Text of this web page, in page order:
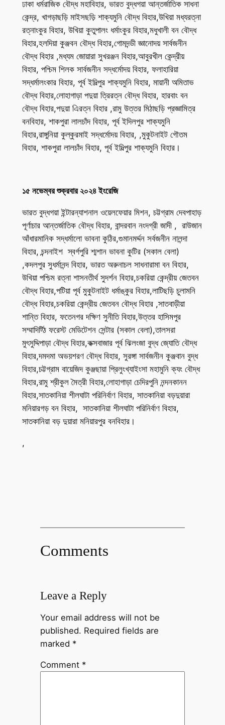
ঢাকা ধর্মরাজিক বৌদ্ধ মহাবিহার, ভারত বুদ্ধগয়া আন্তর্জাতিক সাধনা
কেন্দ্র, খাগড়াছড়ি মাইসছড়ি শাক্যমুনি বৌদ্ধ বিহার,উখিয়া মধ্যরত্না
রত্নাংকুর বিহার, উখিয়া কুতুপালং ধর্মাংকুর বিহার,মধুখালী বন বৌদ্ধ
বিহার,হলদিয়া কুঞ্জবন বৌদ্ধ বিহার,গোমদন্ডী জ্ঞানোদয় সার্বজনীন
বৌদ্ধ বিহার ,মধ্যম জোয়ারা সুখরঞ্জন বিহার,আবুরখীল কেন্দ্রীয়
বিহার, পশ্চিম শিলক সার্বজনীন সদ্ধর্মোদয় বিহার, ফলাহারিয়া
সদ্ধর্মালংকার বিহার, পূর্ব ইদিল্পুর শাক্যমুনি বিহার, মায়ানী অমিতাভ
বৌদ্ধ বিহার,লোহাগাড়া পদুয়া ত্রিরত্ন বৌদ্ধ বিহার, হারবাং বন
বৌদ্ধ বিহার,পদুয়া এিরত্ন বিহার ,রামু উত্তর মিঠাছড়ি প্রজ্ঞামিত্র
বনবিহার, শাকপুরা লালচাঁদ বিহার, পূর্ব ইদিলপুর শাক্যমুনি
বিহার,রাঙ্গুনিয়া কুল্কুরমাই সদ্ধর্মোদয় বিহার, ,মুকুটনাইট গৌতম
বিহার, শাকপুরা লালচাঁদ বিহার, পূর্ব ইদিল্পুর শাক্যমুনি বিহার।
১৫ নভেম্বর শুক্রবার ২০২৪ ইংরেজি
ভারত বুদ্ধগয়া ইন্টারন্যাশনাল ওয়েলফেয়ার মিশন, চট্টগ্রাম দেবপাহাড়
পূর্ণাচার আন্তর্জাতিক বৌদ্ধ বিহার, বান্দরবান নংদগ্রী জাদী , রাউজান
আঁধারমানিক সদ্ধর্মালো ভাবনা কুঠির,গুমানমর্দ্দন সর্বজনীন নালন্দা
বিহার, চন্দনাইশ স্বর্গপুরি শ্মশান ভাবনা কুটির (সকাল বেলা)
,কদলপুর সুধর্মানন্দ বিহার, ভারত অরুনাচল সাধনারামা বন বিহার,
উখিয়া পশ্চিম রত্না শাসনতীর্থ সুদর্শন বিহার,চকরিয়া কেন্দ্রীয় জেতবন
বৌদ্ধ বিহার,পটিয়া পূর্ব মুকুটনাইট ধর্মাঙ্কুর বিহার,লাটিছড়ি চুলামনি
বৌদ্ধ বিহার,চকরিয়া কেন্দ্রীয় জেতবন বৌদ্ধ বিহার ,সাতবাড়ীয়া
শান্তি বিহার, ফতেনগর দক্ষিণ সুনীতি বিহার,উত্তর হাসিমপুর
সম্মাদিট্ঠি ফরেস্ট মেডিটেশন সেন্টার (সকাল বেলা),তালসরা
মুৎসুদ্দিপাড়া বৌদ্ধ বিহার,কক্সবাজার পূর্ব ঝিলংজা বুদ্ধ জ্যোতি বৌদ্ধ
বিহার,দমদমা অভয়শরণ বৌদ্ধ বিহার, সুরঙ্গা সার্বজনীন কুঞ্জবান বুদ্ধ
বিহার,চট্টগ্রাম বায়েজিদ কুঞ্জছায়া প্রিলুংখ্যাইংসা মহামুনি ক্যং বৌদ্ধ
বিহার,রামু শ্রীকুল মৈত্রী বিহার,লোহাগাড়া চেদিরপুনি নন্দনকানন
বিহার,সাতকানিয়া শীলঘাটা পরিনির্বাণ বিহার, সাতকানিয়া বড়দুয়ারা
মনিয়ারগড় বন বিহার, সাতকানিয়া শীলঘাটা পরিনির্বাণ বিহার,
সাতকানিয়া বড় দুয়ারা মনিয়ারপুর বনবিহার।
,
Comments
Leave a Reply
Your email address will not be
published. Required fields are
marked *
Comment *